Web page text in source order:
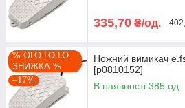
335,70 ₴/од.
% ОГО-ГО-ГО
ЗНИЖКА %
–17%
Ножний вимикач
[p0810152]
В наявності 385 од.